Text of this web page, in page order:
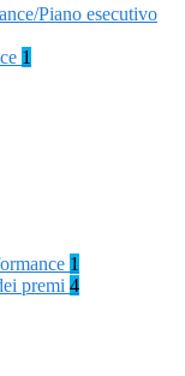
Piano esecutivo
1
1
premi 4